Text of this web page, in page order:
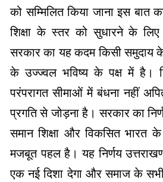
को सम्मिलित किया जाना इस बात
शिक्षा के स्तर को सुधारने के लिए
सरकार का यह कदम किसी समुदाय के
के उज्ज्वल भविष्य के पक्ष में है।
परंपरागत सीमाओं में बंधना नहीं
प्रगति से जोड़ना है। सरकार का
समान शिक्षा और विकसित भारत
मजबूत पहल है। यह निर्णय
एक नई दिशा देगा और समाज के